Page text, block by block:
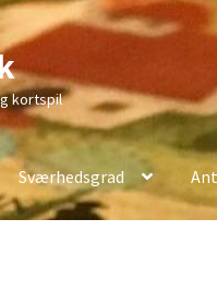
kortspil
Sværhedsgrad